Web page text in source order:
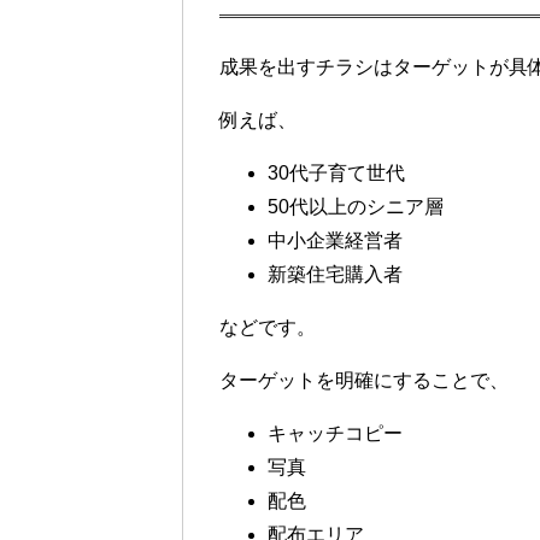
成果を出すチラシはターゲットが具
例えば、
30代子育て世代
50代以上のシニア層
中小企業経営者
新築住宅購入者
などです。
ターゲットを明確にすることで、
キャッチコピー
写真
配色
配布エリア